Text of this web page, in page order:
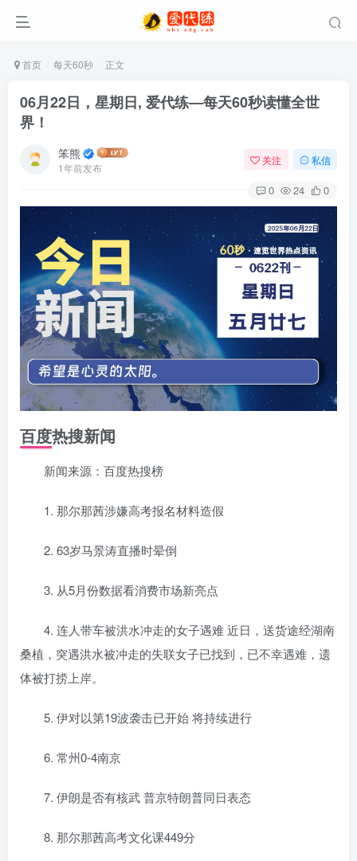
首页 每天60秒 正文
06月22日，星期日, 爱代练—每天60秒读懂全世
界！
笨熊
1年前发布
关注 私信
0 24 0
百度热搜新闻
新闻来源：百度热搜榜
1. 那尔那茜涉嫌高考报名材料造假
2. 63岁马景涛直播时晕倒
3. 从5月份数据看消费市场新亮点
4. 连人带车被洪水冲走的女子遇难 近日，送货途经湖南
桑植，突遇洪水被冲走的失联女子已找到，已不幸遇难，遗
体被打捞上岸。
5. 伊对以第19波袭击已开始 将持续进行
6. 常州0-4南京
7. 伊朗是否有核武 普京特朗普同日表态
8. 那尔那茜高考文化课449分